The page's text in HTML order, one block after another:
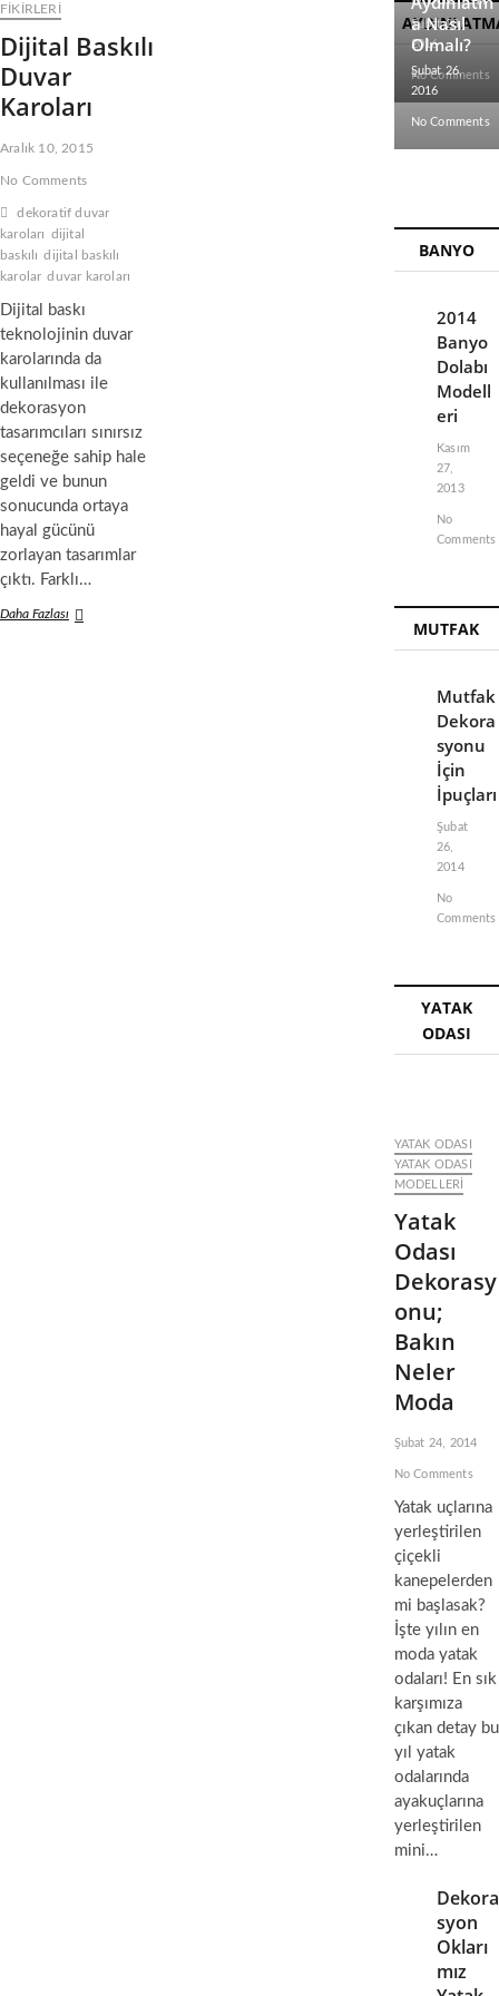
FİKİRLERİ
Dijital Baskılı
Duvar
Karoları
Aralık 10, 2015
No Comments
dekoratif duvar
karoları dijital
baskılı dijital baskılı
karolar duvar karoları
Dijital baskı
teknolojinin duvar
karolarında da
kullanılması ile
dekorasyon
tasarımcıları sınırsız
seçeneğe sahip hale
geldi ve bunun
sonucunda ortaya
hayal gücünü
zorlayan tasarımlar
çıktı. Farklı…
Daha Fazlası D
Şubat 28,
2016
No Comments
a Nasıl
Olmalı?
Şubat 26,
2016
No Comments
BANYO
2014
Banyo
Dolabı
Modell
eri
Kasım
27,
2013
No
Comments
MUTFAK
Mutfak
Dekora
syonu
İçin
İpuçları
Şubat
26,
2014
No
Comments
YATAK
ODASI
YATAK ODASI
YATAK ODASI
MODELLERI
Yatak
Odası
Dekorasy
onu;
Bakın
Neler
Moda
Şubat 24, 2014
No Comments
Yatak uçlarına
yerleştirilen
çiçekli
kanepelerden
mi başlasak?
İşte yılın en
moda yatak
odaları! En sık
karşımıza
çıkan detay bu
yıl yatak
odalarında
ayakuçlarına
yerleştirilen
mini…
Dekora
syon
Okları
mız